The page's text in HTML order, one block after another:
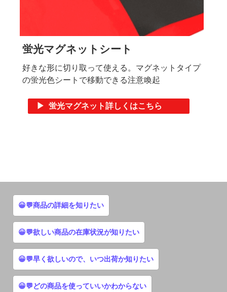
蛍光マグネットシート
好きな形に切り取って使える。マグネットタイプ
の蛍光色シートで移動できる注意喚起
▶ 蛍光マグネット詳しくはこちら
😀💬商品の詳細を知りたい
😀💬欲しい商品の在庫状況が知りたい
😀💬早く欲しいので、いつ出荷か知りたい
😀💬どの商品を使っていいかわからない